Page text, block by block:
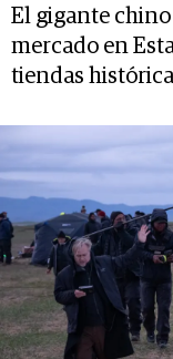
El gigante
mercado en
tiendas